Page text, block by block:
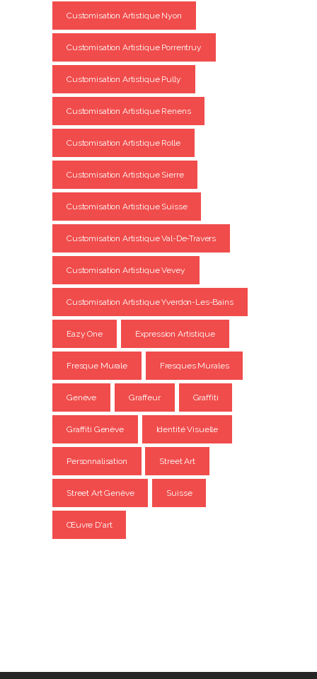
Customisation Artistique Nyon
Customisation Artistique Porrentruy
Customisation Artistique Pully
Customisation Artistique Renens
Customisation Artistique Rolle
Customisation Artistique Sierre
Customisation Artistique Suisse
Customisation Artistique Val-De-Travers
Customisation Artistique Vevey
Customisation Artistique Yverdon-Les-Bains
Eazy One Expression Artistique
Fresque Murale Fresques Murales
Genève Graffeur Graffiti
Graffiti Genève Identité Visuelle
Personnalisation Street Art
Street Art Genève Suisse
Œuvre D'art